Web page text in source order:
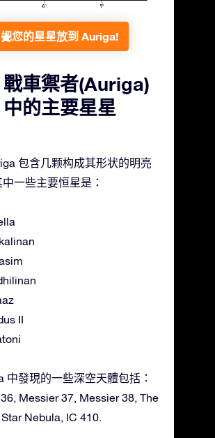
把您的星星放到 Auriga!
戰車禦者(Auriga)
中的主要星星
包含几颗构成其形状的明亮
一些主要恒星是：
II
中發現的一些深空天體包括：
Messier 37, Messier 38, The
Nebula, IC 410.